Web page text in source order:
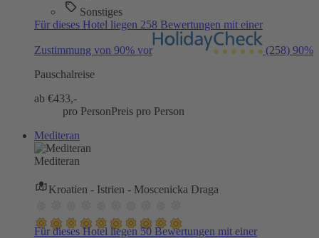
Sonstiges
Für dieses Hotel liegen 258 Bewertungen mit einer
Zustimmung von 90% vor (258) 90%
Pauschalreise
ab €433,-
pro PersonPreis pro Person
Mediteran
Mediteran
Kroatien - Istrien - Moscenicka Draga
Für dieses Hotel liegen 50 Bewertungen mit einer